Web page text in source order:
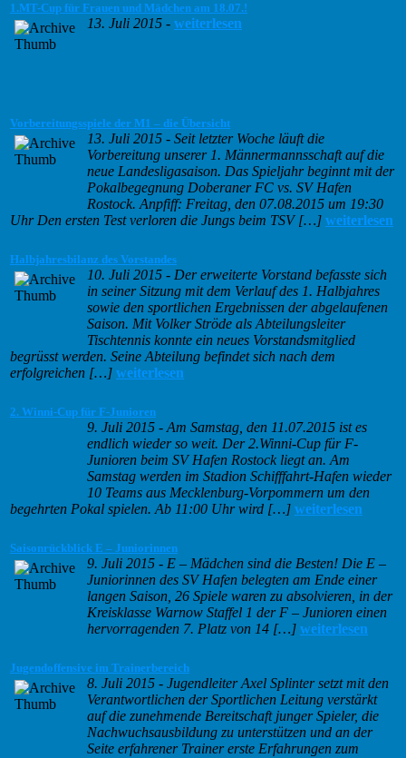
1.MT-Cup für Frauen und Mädchen am 18.07.!
13. Juli 2015 - weiterlesen
Vorbereitungsspiele der M1 – die Übersicht
13. Juli 2015 - Seit letzter Woche läuft die
Vorbereitung unserer 1. Männermannsschaft auf die
neue Landesligasaison. Das Spieljahr beginnt mit der
Pokalbegegnung Doberaner FC vs. SV Hafen
Rostock. Anpfiff: Freitag, den 07.08.2015 um 19:30
Uhr Den ersten Test verloren die Jungs beim TSV […] weiterlesen
Halbjahresbilanz des Vorstandes
10. Juli 2015 - Der erweiterte Vorstand befasste sich
in seiner Sitzung mit dem Verlauf des 1. Halbjahres
sowie den sportlichen Ergebnissen der abgelaufenen
Saison. Mit Volker Ströde als Abteilungsleiter
Tischtennis konnte ein neues Vorstandsmitglied
begrüsst werden. Seine Abteilung befindet sich nach dem
erfolgreichen […] weiterlesen
2. Winni-Cup für F-Junioren
9. Juli 2015 - Am Samstag, den 11.07.2015 ist es
endlich wieder so weit. Der 2.Winni-Cup für F-
Junioren beim SV Hafen Rostock liegt an. Am
Samstag werden im Stadion Schifffahrt-Hafen wieder
10 Teams aus Mecklenburg-Vorpommern um den
begehrten Pokal spielen. Ab 11:00 Uhr wird […] weiterlesen
Saisonrückblick E – Juniorinnen
9. Juli 2015 - E – Mädchen sind die Besten! Die E –
Juniorinnen des SV Hafen belegten am Ende einer
langen Saison, 26 Spiele waren zu absolvieren, in der
Kreisklasse Warnow Staffel 1 der F – Junioren einen
hervorragenden 7. Platz von 14 […] weiterlesen
Jugendoffensive im Trainerbereich
8. Juli 2015 - Jugendleiter Axel Splinter setzt mit den
Verantwortlichen der Sportlichen Leitung verstärkt
auf die zunehmende Bereitschaft junger Spieler, die
Nachwuchsausbildung zu unterstützen und an der
Seite erfahrener Trainer erste Erfahrungen zum